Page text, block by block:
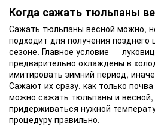
Когда сажать тюльпаны
Сажать тюльпаны весной можно,
подходит для получения позднего
сезоне. Главное условие —
предварительно охлаждены в
имитировать зимний период,
Сажают их сразу, как только
можно сажать тюльпаны и
придерживаться нужной
процедуру правильно.